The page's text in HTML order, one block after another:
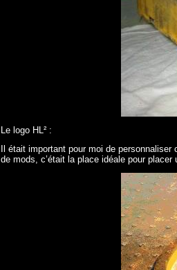
Le logo HL² :
Il était important pour moi de
de mods, c’était la place idéale pour